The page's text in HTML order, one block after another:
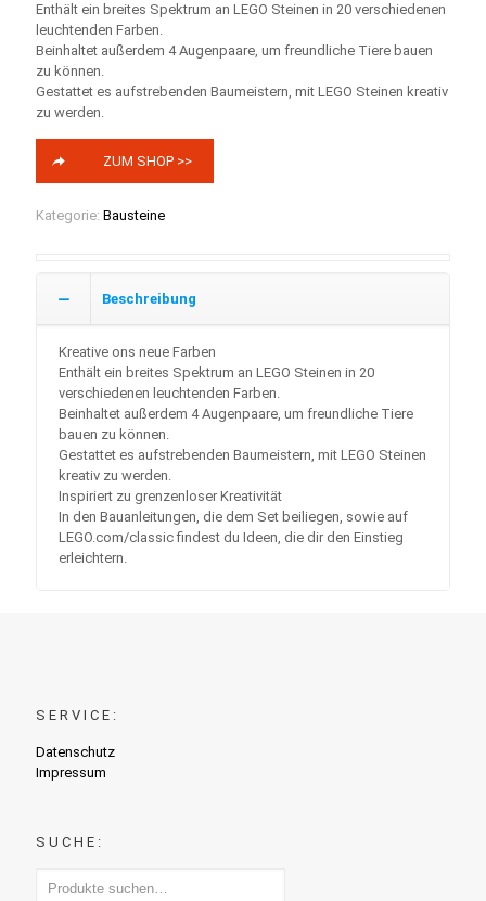
Enthält ein breites Spektrum an LEGO Steinen in 20 verschiedenen
leuchtenden Farben.
Beinhaltet außerdem 4 Augenpaare, um freundliche Tiere bauen
zu können.
Gestattet es aufstrebenden Baumeistern, mit LEGO Steinen kreativ
zu werden.
ZUM SHOP >>
Kategorie: Bausteine
Beschreibung
Kreative ons neue Farben
Enthält ein breites Spektrum an LEGO Steinen in 20
verschiedenen leuchtenden Farben.
Beinhaltet außerdem 4 Augenpaare, um freundliche Tiere
bauen zu können.
Gestattet es aufstrebenden Baumeistern, mit LEGO Steinen
kreativ zu werden.
Inspiriert zu grenzenloser Kreativität
In den Bauanleitungen, die dem Set beiliegen, sowie auf
LEGO.com/classic findest du Ideen, die dir den Einstieg
erleichtern.
SERVICE:
Datenschutz
Impressum
SUCHE: